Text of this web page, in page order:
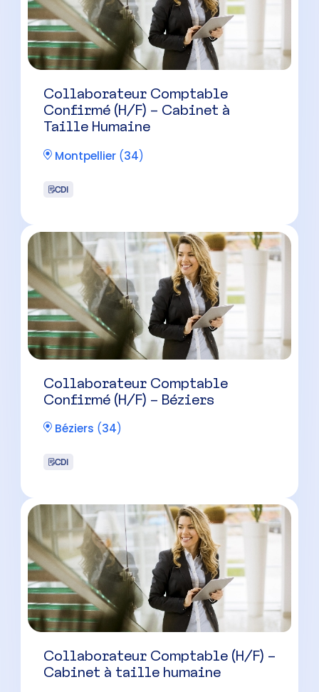
Collaborateur Comptable
Confirmé (H/F) – Cabinet à
Taille Humaine
Montpellier (34)
CDI
Collaborateur Comptable
Confirmé (H/F) – Béziers
Béziers (34)
CDI
Collaborateur Comptable (H/F) –
Cabinet à taille humaine